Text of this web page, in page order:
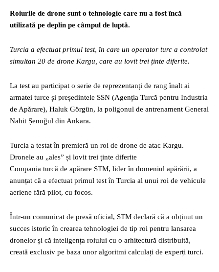
Roiurile de drone sunt o tehnologie care nu a fost încă
utilizată pe deplin pe câmpul de luptă.
Turcia a efectuat primul test, în care un operator turc a controlat
simultan 20 de drone Kargu, care au lovit trei ținte diferite.
La test au participat o serie de reprezentanți de rang înalt ai
armatei turce și președintele SSN (Agenția Turcă pentru Industria
de Apărare), Haluk Görgün, la poligonul de antrenament General
Nahit Șenoğul din Ankara.
Turcia a testat în premieră un roi de drone de atac Kargu.
Dronele au „ales” și lovit trei ținte diferite
Compania turcă de apărare STM, lider în domeniul apărării, a
anunțat că a efectuat primul test în Turcia al unui roi de vehicule
aeriene fără pilot, cu focos.
Într-un comunicat de presă oficial, STM declară că a obținut un
succes istoric în crearea tehnologiei de tip roi pentru lansarea
dronelor și că inteligența roiului cu o arhitectură distribuită,
creată exclusiv pe baza unor algoritmi calculați de experți turci.